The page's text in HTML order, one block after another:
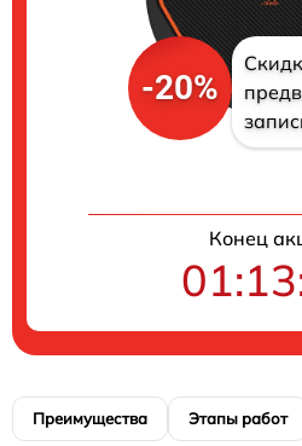
-20%
Конец
Преимущества Этапы работ